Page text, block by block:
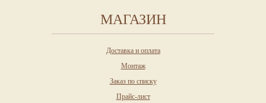
МАГАЗИН
Доставка и оплата
Монтаж
Заказ по списку
Прайс-лист